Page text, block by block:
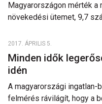
Magyarországon mérték a
növekedési ütemet, 9,7
2017. ÁPRILIS 5.
Minden idők
idén
A magyarországi
felmérés rávilágít, hogy a